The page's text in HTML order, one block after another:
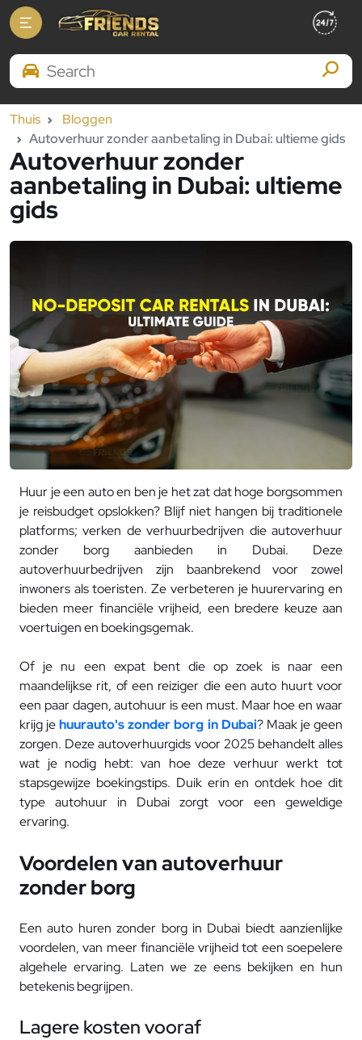
Search Brands
Thuis
Bloggen
Autoverhuur zonder aanbetaling in Dubai: ultieme gids
Autoverhuur zonder
aanbetaling in Dubai: ultieme
gids
Huur je een auto en ben je het zat dat hoge borgsommen
je reisbudget opslokken? Blijf niet hangen bij traditionele
platforms; verken de verhuurbedrijven die autoverhuur
zonder borg aanbieden in Dubai. Deze
autoverhuurbedrijven zijn baanbrekend voor zowel
inwoners als toeristen. Ze verbeteren je huurervaring en
bieden meer financiële vrijheid, een bredere keuze aan
voertuigen en boekingsgemak.
Of je nu een expat bent die op zoek is naar een
maandelijkse rit, of een reiziger die een auto huurt voor
een paar dagen, autohuur is een must. Maar hoe en waar
krijg jehuurauto's zonder borg in Dubai? Maak je geen
zorgen. Deze autoverhuurgids voor 2025 behandelt alles
wat je nodig hebt: van hoe deze verhuur werkt tot
stapsgewijze boekingstips. Duik erin en ontdek hoe dit
type autohuur in Dubai zorgt voor een geweldige
ervaring.
Voordelen van autoverhuur
zonder borg
Een auto huren zonder borg in Dubai biedt aanzienlijke
voordelen, van meer financiële vrijheid tot een soepelere
algehele ervaring. Laten we ze eens bekijken en hun
betekenis begrijpen.
Lagere kosten vooraf